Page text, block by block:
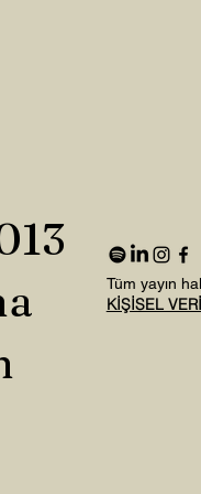
Tüm yayın
KİŞİSEL